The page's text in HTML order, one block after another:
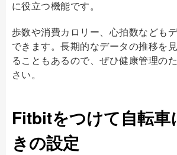
に役立つ機能です。
歩数や消費カロリー、心拍数なども
できます。長期的なデータの推移を
ることもあるので、ぜひ健康管理の
さい。
Fitbitをつけて自転車
きの設定